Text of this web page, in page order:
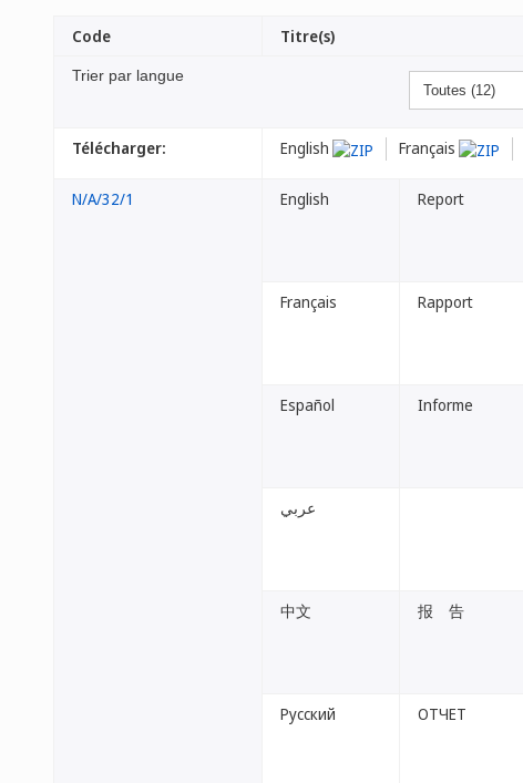
Trier par langue
Télécharger: English Français
Code Titre(s)
N/A/32/1 English Report
Français Rapport
Español Informe
عربي
中文 报 告
Русский ОТЧЕТ